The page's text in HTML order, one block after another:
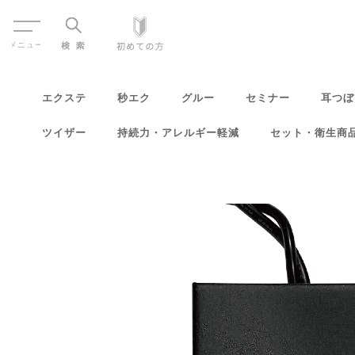
エクステ 秒エク グルー セミナー 耳つ
ツイザー 持続力・アレルギー軽減 セット・衛生商
Menu